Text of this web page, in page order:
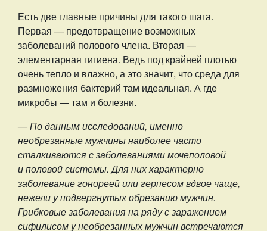
Есть две главные причины для такого шага.
Первая — предотвращение возможных
заболеваний полового члена. Вторая —
элементарная гигиена. Ведь под крайней плотью
очень тепло и влажно, а это значит, что среда для
размножения бактерий там идеальная. А где
микробы — там и болезни.
— По данным исследований, именно
необрезанные мужчины наиболее часто
сталкиваются с заболеваниями мочеполовой
и половой системы. Для них характерно
заболевание гонореей или герпесом вдвое чаще,
нежели у подвергнутых обрезанию мужчин.
Грибковые заболевания на ряду с заражением
сифилисом у необрезанных мужчин встречаются